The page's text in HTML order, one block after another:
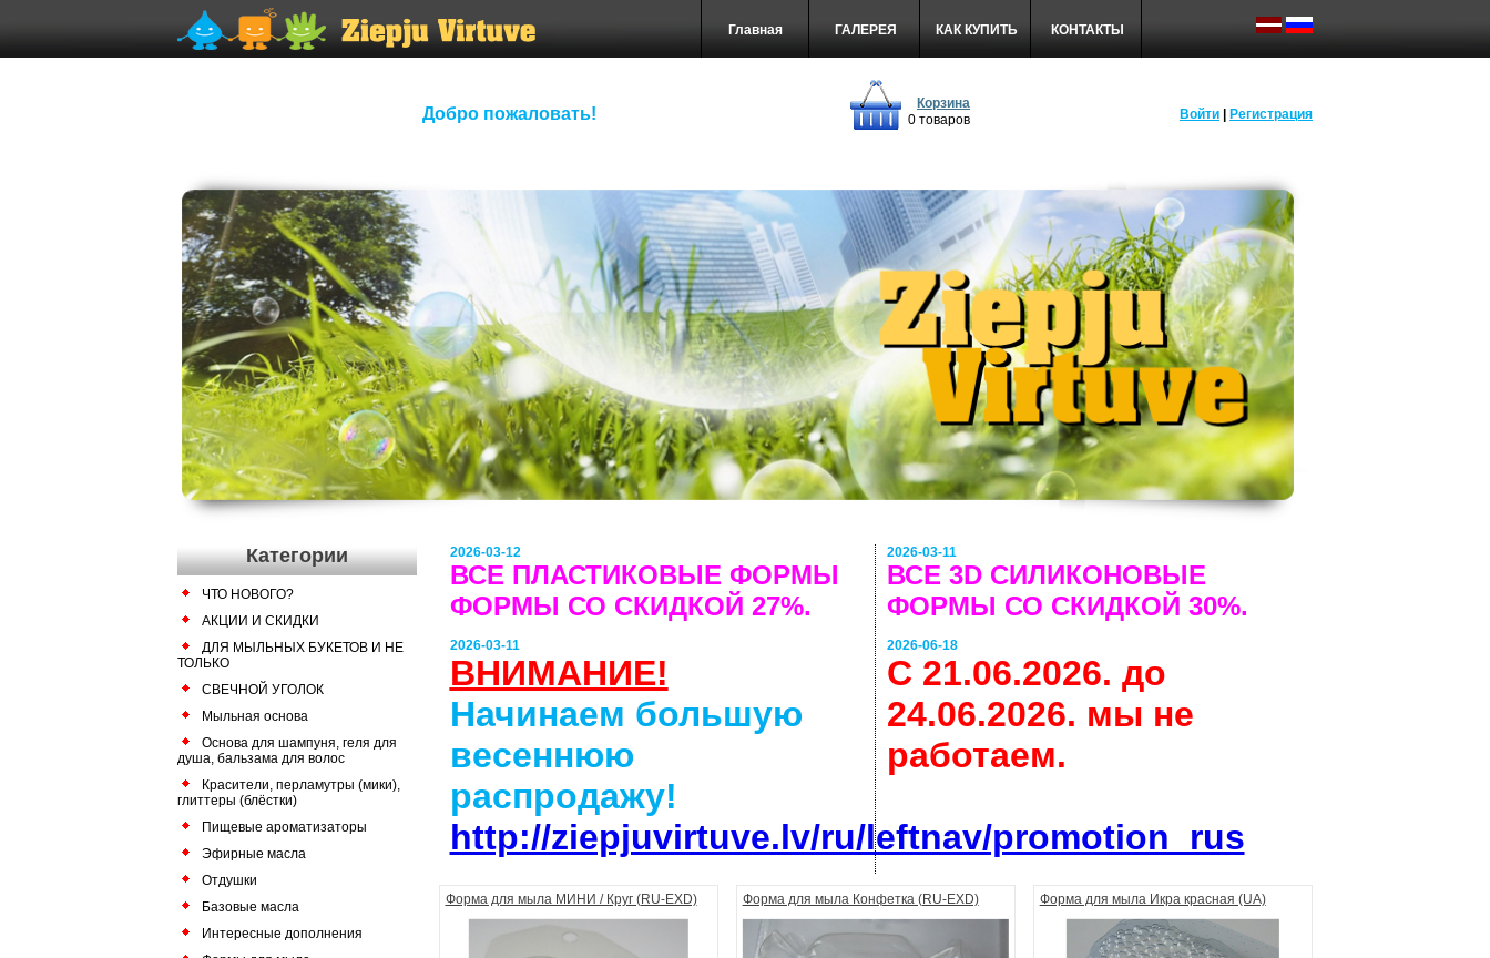
Главная ГАЛЕРЕЯ КАК КУПИТЬ КОНТАКТЫ
Добро пожаловать!
Корзина
0 товаров
Войти Регистрация
Категории
ЧТО НОВОГО?
АКЦИИ И СКИДКИ
ДЛЯ МЫЛЬНЫХ БУКЕТОВ И НЕ
ТОЛЬКО
СВЕЧНОЙ УГОЛОК
Мыльная основа
Основа для шампуня, геля для
душа, бальзама для волос
Красители, перламутры (мики),
глиттеры (блёстки)
Пищевые ароматизаторы
Эфирные масла
Отдушки
Базовые масла
Интересные дополнения
2026-03-12
ВСЕ ПЛАСТИКОВЫЕ ФОРМЫ
ФОРМЫ СО СКИДКОЙ 27%.
2026-03-11
ВНИМАНИЕ!
Начинаем большую
весеннюю
распродажу!
http://ziepjuvirtuve.lv/ru/leftnav/promotion_rus
2026-03-11
ВСЕ 3D СИЛИКОНОВЫЕ
ФОРМЫ СО СКИДКОЙ 30%.
2026-06-18
С 21.06.2026. до
24.06.2026. мы не
работаем.
Форма для мыла МИНИ / Круг (RU-EXD) Форма для мыла Конфетка (RU-EXD) Форма для мыла Икра красная (UA)